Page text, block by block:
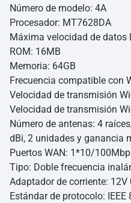
Número de modelo: 4A
Procesador: MT7628DA
Máxima velocidad de datos
ROM: 16MB
Memoria: 64GB
Frecuencia compatible con
Velocidad de transmisión
Velocidad de transmisión
Número de antenas: 4
dBi, 2 unidades y ganancia
Puertos WAN: 1*10/
Tipo: Doble frecuencia
Adaptador de corriente: 12V
Estándar de protocolo: